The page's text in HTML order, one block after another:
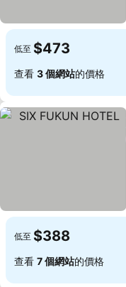
低至 $473
查看 3 個網站的價格
低至 $388
查看 7 個網站的價格